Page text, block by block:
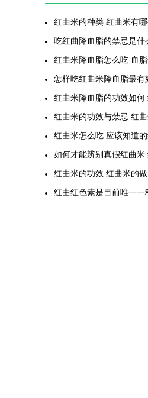
红曲米降血脂的功效如何
红曲米的功效与禁忌 红
红曲米怎么吃 应该知道
红曲米的功效 红曲米的